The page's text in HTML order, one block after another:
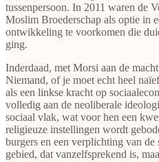
tussenpersoon. In 2011 waren de
Moslim Broederschap als optie in
ontwikkeling te voorkomen die
ging.
Inderdaad, met Morsi aan de
Niemand, of je moet echt heel
als een linkse kracht op
volledig aan de neoliberale
sociaal vlak, wat voor hen een
religieuze instellingen wordt
burgers en een verplichting van
gebied, dat vanzelfsprekend is,